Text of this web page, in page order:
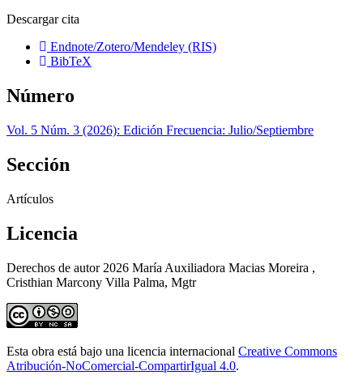
Descargar cita
Endnote/Zotero/Mendeley (RIS)
BibTeX
Número
Vol. 5 Núm. 3 (2026): Edición Frecuencia: Julio/Septiembre
Sección
Artículos
Licencia
Derechos de autor 2026 María Auxiliadora Macias Moreira ,
Cristhian Marcony Villa Palma, Mgtr
Esta obra está bajo una licencia internacional Creative Commons
Atribución-NoComercial-CompartirIgual 4.0.